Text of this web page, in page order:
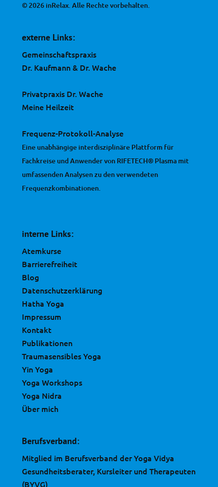
© 2026 inRelax. Alle Rechte vorbehalten.
externe Links:
Gemeinschaftspraxis
Dr. Kaufmann & Dr. Wache
Privatpraxis Dr. Wache
Meine Heilzeit
Frequenz-Protokoll-Analyse
Eine unabhängige interdisziplinäre Plattform für
Fachkreise und Anwender von RIFETECH® Plasma mit
umfassenden Analysen zu den verwendeten
Frequenzkombinationen.
interne Links:
Atemkurse
Barrierefreiheit
Blog
Datenschutzerklärung
Hatha Yoga
Impressum
Kontakt
Publikationen
Traumasensibles Yoga
Yin Yoga
Yoga Workshops
Yoga Nidra
Über mich
Berufsverband:
Mitglied im Berufsverband der Yoga Vidya
Gesundheitsberater, Kursleiter und Therapeuten
(BYVG)